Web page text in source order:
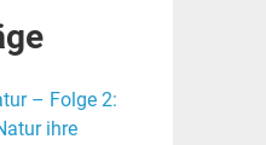
– Folge 2:
ihre